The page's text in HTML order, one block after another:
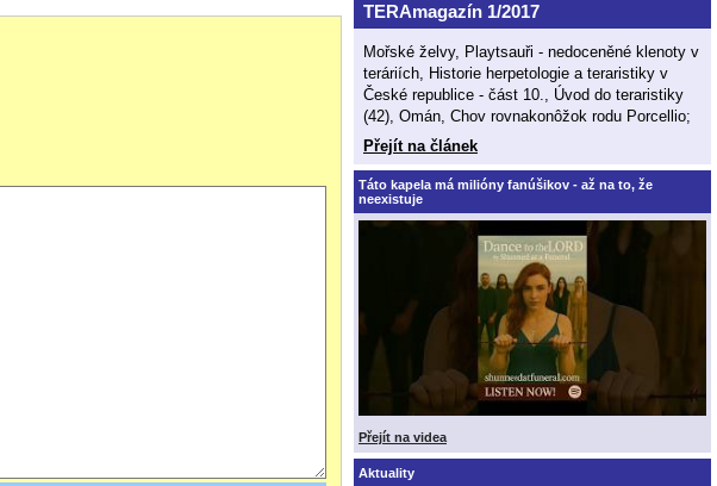
TERAmagazín 1/2017
Mořské želvy, Playtsauři - nedoceněné klenoty v
teráriích, Historie herpetologie a teraristiky v
České republice - část 10., Úvod do teraristiky
(42), Omán, Chov rovnakonôžok rodu Porcellio;
Přejít na článek
Táto kapela má milióny fanúšikov - až na to, že
neexistuje
Přejít na videa
Aktuality